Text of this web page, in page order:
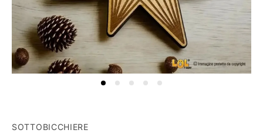
SOTTOBICCHIERE